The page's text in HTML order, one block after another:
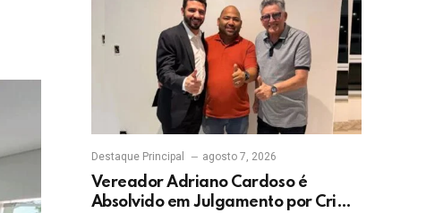
Destaque Principal agosto 7, 2026
Vereador Adriano Cardoso é
Absolvido em Julgamento por Crime